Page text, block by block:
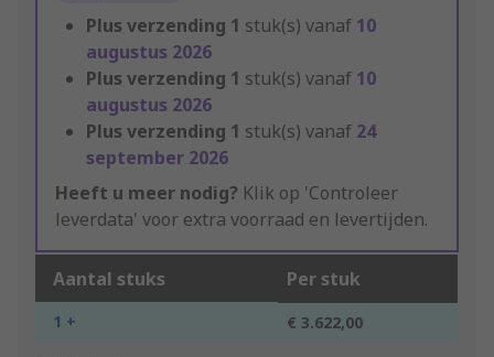
Plus verzending 1 stuk(s) vanaf 10
augustus 2026
Plus verzending 1 stuk(s) vanaf 10
augustus 2026
Plus verzending 1 stuk(s) vanaf 24
september 2026
Heeft u meer nodig? Klik op 'Controleer
leverdata' voor extra voorraad en levertijden.
Aantal stuks Per stuk
1 + € 3.622,00